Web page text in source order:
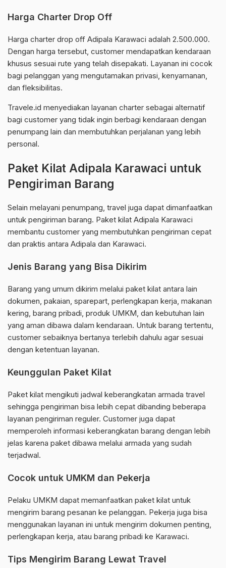
Harga Charter Drop Off
Harga charter drop off Adipala Karawaci adalah 2.500.000.
Dengan harga tersebut, customer mendapatkan kendaraan
khusus sesuai rute yang telah disepakati. Layanan ini cocok
bagi pelanggan yang mengutamakan privasi, kenyamanan,
dan fleksibilitas.
Travele.id menyediakan layanan charter sebagai alternatif
bagi customer yang tidak ingin berbagi kendaraan dengan
penumpang lain dan membutuhkan perjalanan yang lebih
personal.
Paket Kilat Adipala Karawaci untuk
Pengiriman Barang
Selain melayani penumpang, travel juga dapat dimanfaatkan
untuk pengiriman barang. Paket kilat Adipala Karawaci
membantu customer yang membutuhkan pengiriman cepat
dan praktis antara Adipala dan Karawaci.
Jenis Barang yang Bisa Dikirim
Barang yang umum dikirim melalui paket kilat antara lain
dokumen, pakaian, sparepart, perlengkapan kerja, makanan
kering, barang pribadi, produk UMKM, dan kebutuhan lain
yang aman dibawa dalam kendaraan. Untuk barang tertentu,
customer sebaiknya bertanya terlebih dahulu agar sesuai
dengan ketentuan layanan.
Keunggulan Paket Kilat
Paket kilat mengikuti jadwal keberangkatan armada travel
sehingga pengiriman bisa lebih cepat dibanding beberapa
layanan pengiriman reguler. Customer juga dapat
memperoleh informasi keberangkatan barang dengan lebih
jelas karena paket dibawa melalui armada yang sudah
terjadwal.
Cocok untuk UMKM dan Pekerja
Pelaku UMKM dapat memanfaatkan paket kilat untuk
mengirim barang pesanan ke pelanggan. Pekerja juga bisa
menggunakan layanan ini untuk mengirim dokumen penting,
perlengkapan kerja, atau barang pribadi ke Karawaci.
Tips Mengirim Barang Lewat Travel